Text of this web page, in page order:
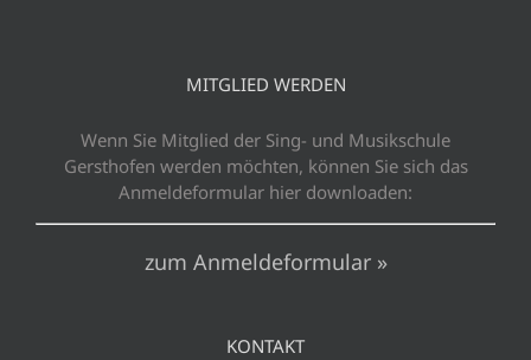
MITGLIED WERDEN
Wenn Sie Mitglied der Sing- und Musikschule
Gersthofen werden möchten, können Sie sich das
Anmeldeformular hier downloaden:
zum Anmeldeformular »
KONTAKT